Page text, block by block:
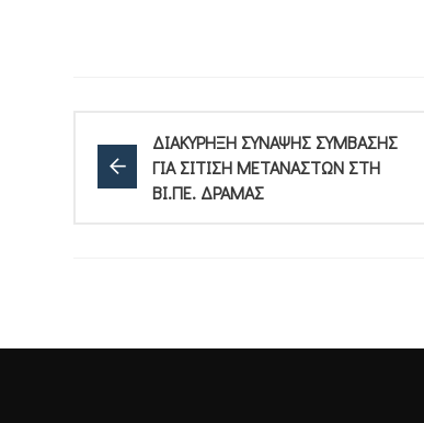
ΔΙΑΚΥΡΗΞΗ ΣΥΝΑΨΗΣ ΣΥΜΒΑΣΗΣ
ΓΙΑ ΣΙΤΙΣΗ ΜΕΤΑΝΑΣΤΩΝ ΣΤΗ
ΒΙ.ΠΕ. ΔΡΑΜΑΣ